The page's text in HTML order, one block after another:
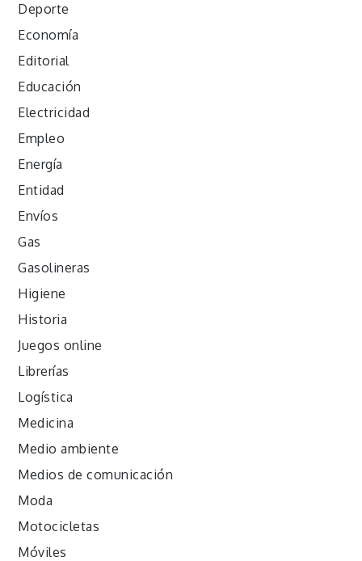
Deporte
Economía
Editorial
Educación
Electricidad
Empleo
Energía
Entidad
Envíos
Gas
Gasolineras
Higiene
Historia
Juegos online
Librerías
Logística
Medicina
Medio ambiente
Medios de comunicación
Moda
Motocicletas
Móviles